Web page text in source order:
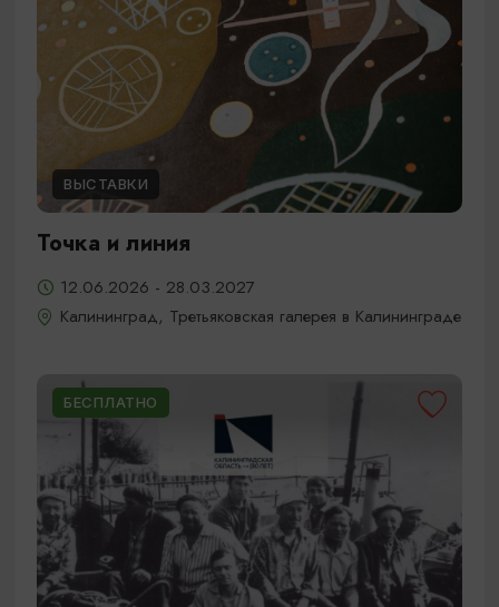
ВЫСТАВКИ
Точка и линия
12.06.2026 - 28.03.2027
Калининград, Третьяковская галерея в Калининграде
БЕСПЛАТНО